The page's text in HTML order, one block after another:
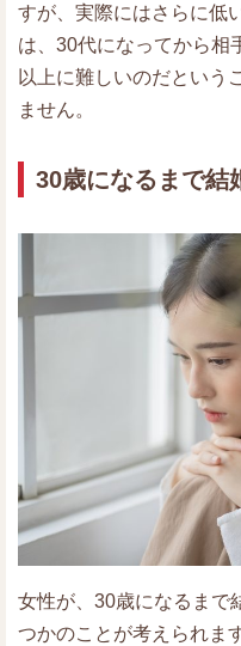
すが、実際にはさらに低
は、30代になってから相
以上に難しいのだという
ません。
30歳になるまで結
女性が、30歳になるまで
つかのことが考えられま